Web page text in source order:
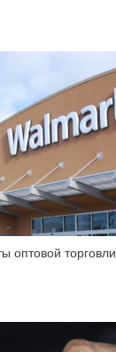
оптовой торговли